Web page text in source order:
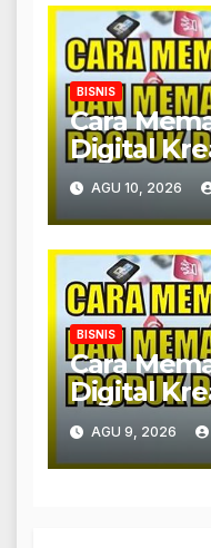
BISNIS
Cara
Digital
AGU 10, 2026
BISNIS
Cara
Digital
AGU 9, 2026